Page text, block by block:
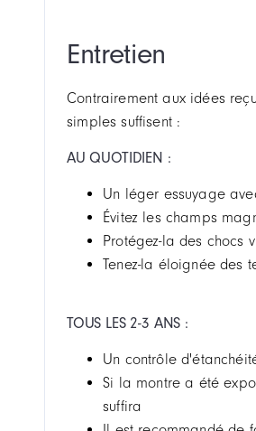
Entretien
Contrairement aux idées
simples suffisent :
AU QUOTIDIEN :
Un léger essuyage
Évitez les champs
Protégez-la des chocs
Tenez-la éloignée des
TOUS LES 2-3 ANS :
Un contrôle
Si la montre a été
suffira